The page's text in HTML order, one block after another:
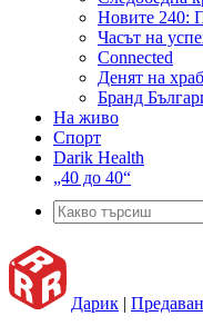
Новите 240:
Часът на
Connected
Денят на
Бранд
На живо
Спорт
Darik Health
„40 до 40“
Дарик |